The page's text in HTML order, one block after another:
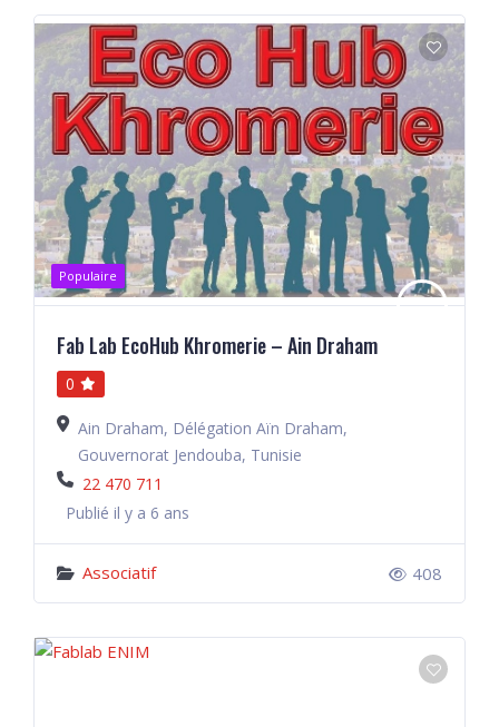
Populaire
Fab Lab EcoHub Khromerie – Ain Draham
0
Ain Draham, Délégation Aïn Draham,
Gouvernorat Jendouba, Tunisie
22 470 711
Publié il y a 6 ans
Associatif 408